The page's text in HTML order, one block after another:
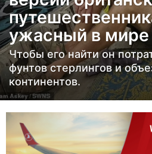
н
а
з
а
д
3
г
д
ужасный в мире
Чтобы его найти он
фунтов стерлингов и
континентов.